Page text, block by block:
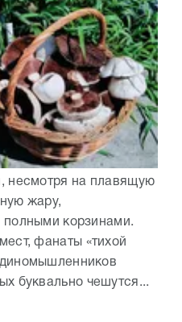
несмотря на плавящую
жару,
полными корзинами.
фанаты «тихой
буквально чешутся...